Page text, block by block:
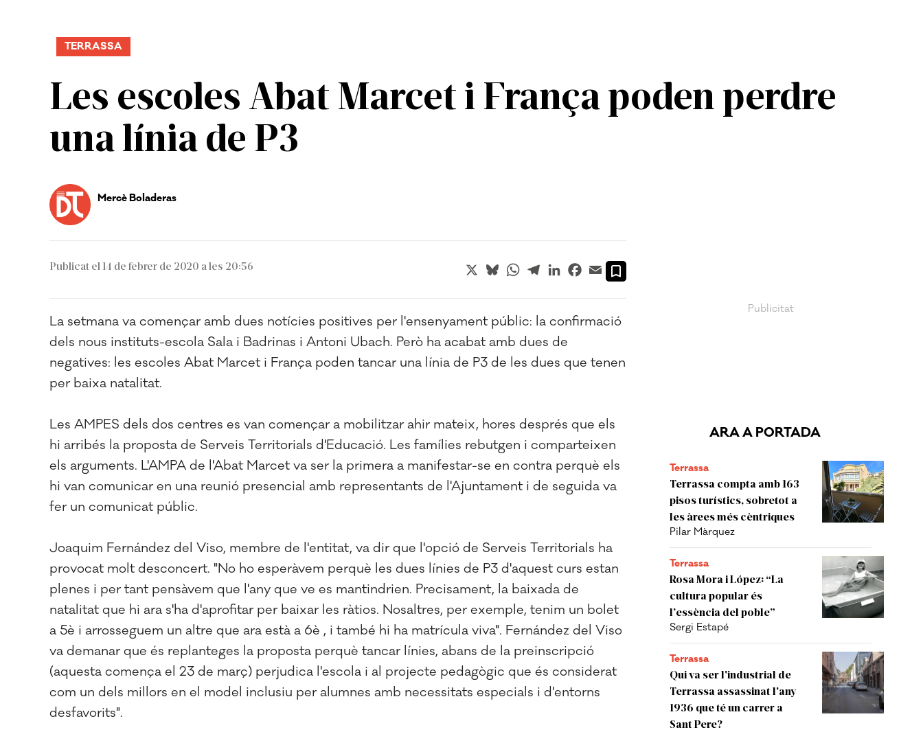
Les escoles Abat Marcet i França poden perdre
una línia de P3
TERRASSA
ARA A PORTADA
Terrassa
Terrassa compta amb 163
pisos turístics, sobretot a
les àrees més cèntriques
Pilar Màrquez
Terrassa
Rosa Mora i López: “La
cultura popular és
l’essència del poble”
Sergi Estapé
Terrassa
Qui va ser l'industrial de
Terrassa assassinat l'any
1936 que té un carrer a
Sant Pere?
Mercè Boladeras
Publicat el 14 de febrer de 2020 a les 20:56 X BlueskyWhatsApp
TelegramLinkedInFacebook
Email
La setmana va començar amb dues notícies positives per l'ensenyament públic: la confirmació
dels nous instituts-escola Sala i Badrinas i Antoni Ubach. Però ha acabat amb dues de
negatives: les escoles Abat Marcet i França poden tancar una línia de P3 de les dues que tenen
per baixa natalitat.
Les AMPES dels dos centres es van començar a mobilitzar ahir mateix, hores després que els
hi arribés la proposta de Serveis Territorials d'Educació. Les famílies rebutgen i comparteixen
els arguments. L'AMPA de l'Abat Marcet va ser la primera a manifestar-se en contra perquè els
hi van comunicar en una reunió presencial amb representants de l'Ajuntament i de seguida va
fer un comunicat públic.
Joaquim Fernández del Viso, membre de l'entitat, va dir que l'opció de Serveis Territorials ha
provocat molt desconcert. "No ho esperàvem perquè les dues línies de P3 d'aquest curs estan
plenes i per tant pensàvem que l'any que ve es mantindrien. Precisament, la baixada de
natalitat que hi ara s'ha d'aprofitar per baixar les ràtios. Nosaltres, per exemple, tenim un bolet
a 5è i arrosseguem un altre que ara està a 6è , i també hi ha matrícula viva". Fernández del Viso
va demanar que és replanteges la proposta perquè tancar línies, abans de la preinscripció
(aquesta comença el 23 de març) perjudica l'escola i al projecte pedagògic que és considerat
com un dels millors en el model inclusiu per alumnes amb necessitats especials i d'entorns
desfavorits".